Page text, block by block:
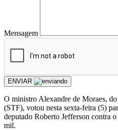
Mensagem
ENVIAR
O ministro Alexandre de Moraes,
(STF), votou nesta sexta-feira (5)
deputado Roberto Jefferson contra
mil.